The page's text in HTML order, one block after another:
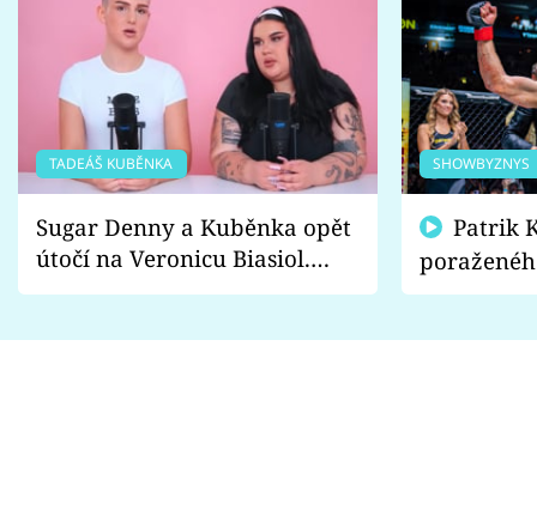
TADEÁŠ KUBĚNKA
Sugar Denny a Kuběnka opět
útočí na Veronicu Biasiol.
Proč je podle nich falešná a
SHOWBYZNYS
fanoušci